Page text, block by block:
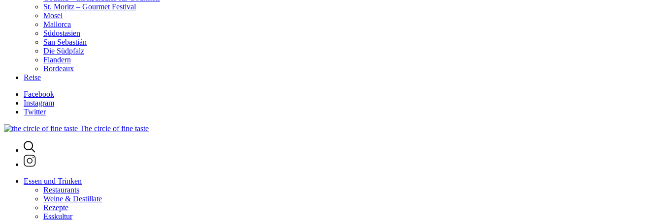
St. Moritz – Gourmet Festival
Mosel
Mallorca
Südostasien
San Sebastián
Die Südpfalz
Flandern
Bordeaux
Reise
Facebook
Instagram
Twitter
The circle of fine taste
Essen und Trinken
Restaurants
Weine & Destillate
Rezepte
Esskultur